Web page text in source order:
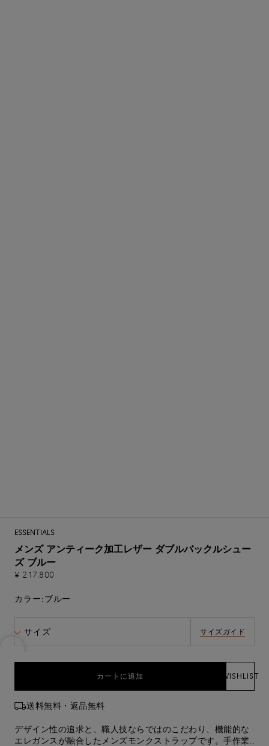
ESSENTIALS
メンズ アンティーク加工レザー ダブルバックルシュー
ズ ブルー
¥ 217.800
カラー:ブルー
サイズ サイズガイド
カートに追加 WISHLIST
送料無料・返品無料
デザイン性の追求と、職人技ならではのこだわり、機能的な
エレガンスが融合したメンズモンクストラップです。手作業